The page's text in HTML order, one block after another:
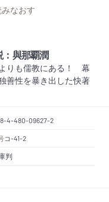
なおす
與那覇潤
りも儒教にある！ 幕
善性を暴き出した快著
4-480-09627-2
コ-41-2
判